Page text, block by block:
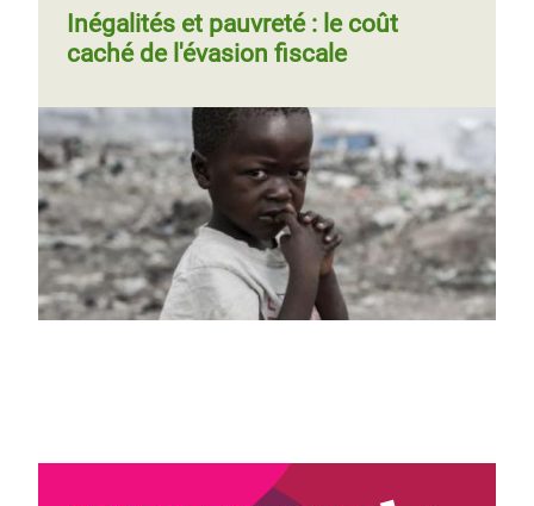
précédentesuivante
précédentesuivante
Inégalités et pauvreté : le coût
caché de l'évasion fiscale